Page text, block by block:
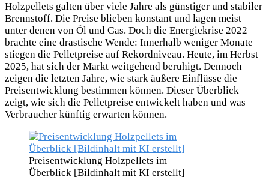
Holzpellets galten über viele Jahre als günstiger und stabiler
Brennstoff. Die Preise blieben konstant und lagen meist
unter denen von Öl und Gas. Doch die Energiekrise 2022
brachte eine drastische Wende: Innerhalb weniger Monate
stiegen die Pelletpreise auf Rekordniveau. Heute, im Herbst
2025, hat sich der Markt weitgehend beruhigt. Dennoch
zeigen die letzten Jahre, wie stark äußere Einflüsse die
Preisentwicklung bestimmen können. Dieser Überblick
zeigt, wie sich die Pelletpreise entwickelt haben und was
Verbraucher künftig erwarten können.
Preisentwicklung Holzpellets im
Überblick [Bildinhalt mit KI erstellt]